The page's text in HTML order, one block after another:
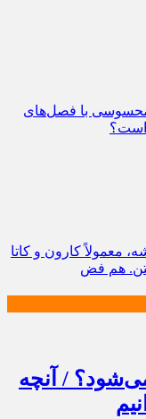
محسوسی با فصل‌های
است؟
معمولاً کارون و کاتا
هم فض
می‌شود؟ / آنچه